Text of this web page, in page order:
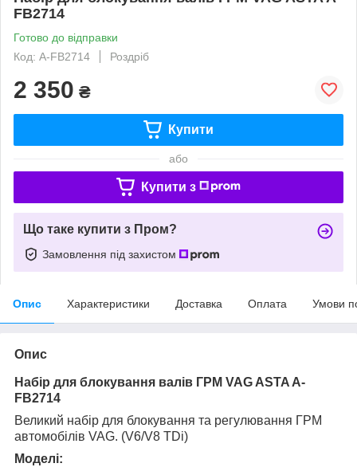
FB2714
Готово до відправки
Код: A-FB2714
Роздріб
2 350 ₴
Купити
або
Купити з
Що таке купити з Пром?
Замовлення під захистом
Опис Характеристики Доставка Оплата Умови
Опис
Набір для блокування валів ГРМ VAG ASTA A-
FB2714
Великий набір для блокування та регулювання ГРМ
автомобілів VAG. (V6/V8 TDi)
Моделі: